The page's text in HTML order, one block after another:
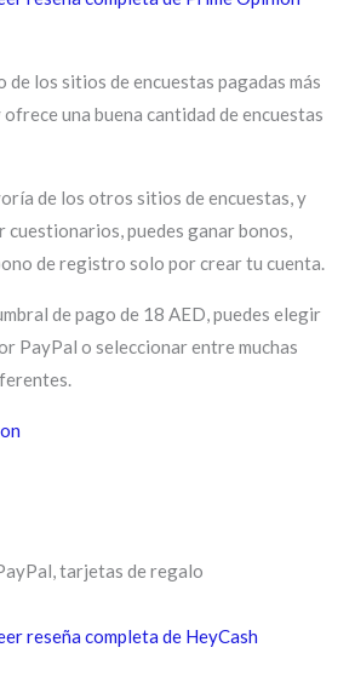
de los sitios de encuestas pagadas más
ofrece una buena cantidad de encuestas
de los otros sitios de encuestas, y
cuestionarios, puedes ganar bonos,
de registro solo por crear tu cuenta.
de pago de 18 AED, puedes elegir
PayPal o seleccionar entre muchas
tarjetas de regalo
reseña completa de HeyCash